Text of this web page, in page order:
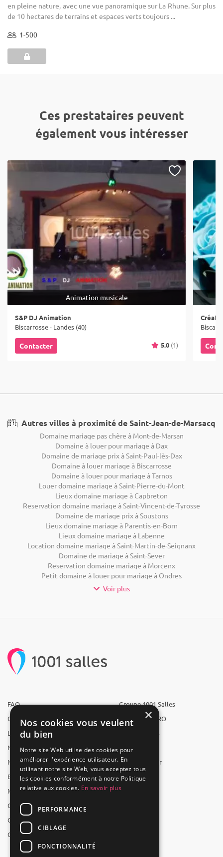
en pleine nature, avec une vue panoramique sur La Rhune. Sur plus
de 10 hectares de terrains et espaces verts toujours ...
1-500
Ces prestataires peuvent
également vous intéresser
Animation musicale
S&P DJ Animation
Biscarrosse - Landes (40)
Contacter 5.0 (1)
Autres villes à proximité de Saint-Jean-de-Marsacq
Domaine mariage pas chère à Mont-de-Marsan
Domaine à louer pour mariage à Dax
Domaine de mariage prix à Saint-Paul-lès-Dax
Domaine à louer mariage à Biscarrosse
Domaine à louer pour mariage à Tarnos
Louer domaine mariage à Saint-Pierre-du-Mont
Lieux domaine mariage à Capbreton
Reservation domaine mariage à Saint-Vincent-de-Tyrosse
Domaine de mariage prix à Soustons
Lieux domaine mariage à Parentis-en-Born
Lieux domaine mariage à Labenne
Location domaine mariage à Saint-Martin-de-Seignanx
Domaine de mariage à Saint-Sever
Reservation domaine mariage à Morcenx
Petit domaine à louer pour mariage à Ondres
Voir plus
FAQ
Qui sommes-nous ?
L'équipe
Nous recrutons
Nos partenaires
Espace presse
Mentions légales
CGV
CGU
Contact
Groupe 1001 Salles
1001 Salles PRO
1001 Traiteurs
1001 Artistes
Reserverunbar
MP2
×
Nos cookies vous veulent
du bien
Notre site Web utilise des cookies pour
améliorer l'expérience utilisateur. En
utilisant notre site Web, vous acceptez tous
les cookies conformément à notre Politique
relative aux cookies. En savoir plus
PERFORMANCE
CIBLAGE
FONCTIONNALITÉ